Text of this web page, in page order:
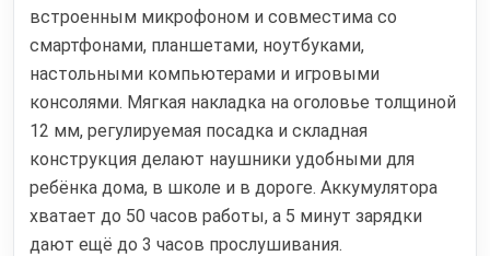
встроенным микрофоном и совместима со
смартфонами, планшетами, ноутбуками,
настольными компьютерами и игровыми
консолями. Мягкая накладка на оголовье толщиной
12 мм, регулируемая посадка и складная
конструкция делают наушники удобными для
ребёнка дома, в школе и в дороге. Аккумулятора
хватает до 50 часов работы, а 5 минут зарядки
дают ещё до 3 часов прослушивания.